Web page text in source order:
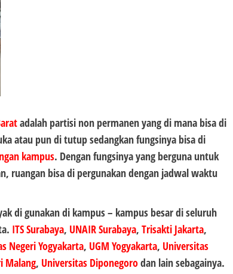
adalah partisi non permanen yang di mana bisa di
atau pun di tutup sedangkan fungsinya bisa di
kampus. Dengan fungsinya yang berguna untuk
ruangan bisa di pergunakan dengan jadwal waktu
di gunakan di kampus – kampus besar di seluruh
ITS Surabaya, UNAIR Surabaya, Trisakti Jakarta,
Negeri Yogyakarta, UGM Yogyakarta, Universitas
Malang, Universitas Diponegorodan lain sebagainya.